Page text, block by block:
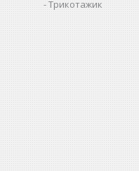
Трикотажик